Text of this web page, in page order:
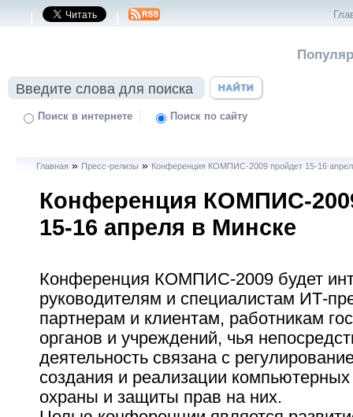
| |
Поиск в интернете | Поиск по сайту
Главная » Пресс-релизы » Конференция КОМПИС-2009 пройдет 15-16
Конференция КОМПИС-
15-16 апреля в Минске
Конференция КОМПИС-2009 будет
руководителям и специалистам ИТ-
партнерам и клиентам, работникам
органов и учреждений, чья
деятельность связана с
создания и реализации
охраны и защиты прав на них.